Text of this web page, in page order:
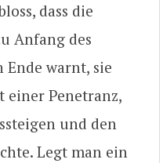
dass die
Anfang des
Ende warnt, sie
einer Penetranz,
und den
Legt man ein